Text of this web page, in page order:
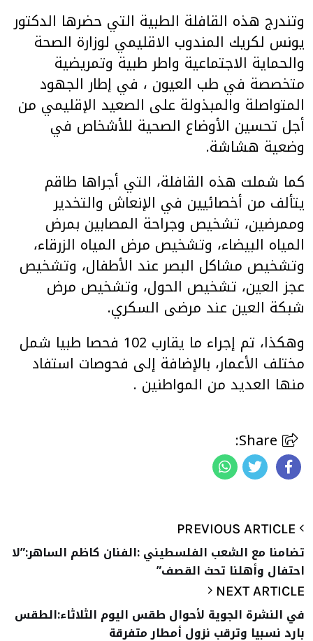
وتندرج هذه القافلة الطبية التي حضرها الدكتور
يونس لكريك المندوب الاقليمي لوزارة الصحة
والحماية الاجتماعية واطر طبية وتمريضية
متخصصة في طب العيون ، في إطار الجهود
المتواصلة والمبذولة على الصعيد الإقليمي من
أجل تحسين الأوضاع الصحية للأشخاص في
وضعية هشاشة.
كما شملت هذه القافلة، التي أجراها طاقم
يتألف من أخصائيين في الإنعاش والتخدير
وممرضين، تشخيص وجراحة المصابين بمرض
المياه البيضاء، وتشخيص مرض المياه الزرقاء،
وتشخيص مشاكل البصر عند الأطفال، وتشخيص
عجز العين، تشخيص الحول، وتشخيص مرض
شبكة العين عند مرضى السكري.
وهكذا، تم إجراء ما يقارب 102 فحصا طبيا شمل
مختلف الأعمار، بالإضافة إلى فحوصات استفاد
منها العديد من المواطنين .
تضامنا مع الشعب الفلسطيني :الفنان كاظم الساهر:”لا
احتفال وأهلنا تحث القصف”
NEXT ARTICLE
في النشرة الجوية لأحوال طقس اليوم الثلاثاء:الطقس
بارد نسبيا وترقب نزول أمطار متفرقة